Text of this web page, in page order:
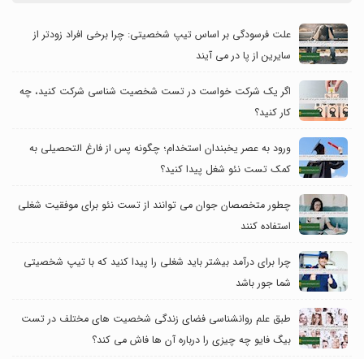
علت فرسودگی بر اساس تیپ شخصیتی: چرا برخی افراد زودتر از
سایرین از پا در می آیند
اگر یک شرکت خواست در تست شخصیت شناسی شرکت کنید، چه
کار کنید؟
ورود به عصر یخبندان استخدام؛ چگونه پس از فارغ التحصیلی به
کمک تست نئو شغل پیدا کنید؟
چطور متخصصان جوان می توانند از تست نئو برای موفقیت شغلی
استفاده کنند
چرا برای درآمد بیشتر باید شغلی را پیدا کنید که با تیپ شخصیتی
شما جور باشد
طبق علم روانشناسی فضای زندگی شخصیت های مختلف در تست
بیگ فایو چه چیزی را درباره آن ها فاش می کند؟